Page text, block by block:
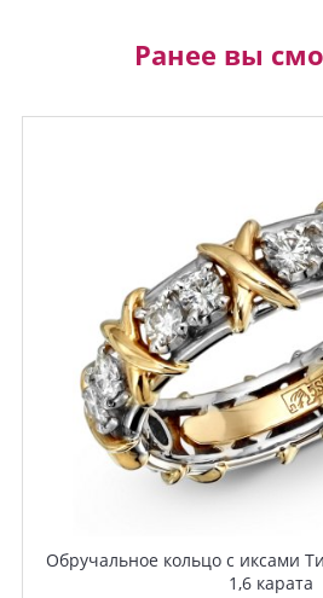
Ранее вы
Обручальное кольцо с иксами
1,6 карата